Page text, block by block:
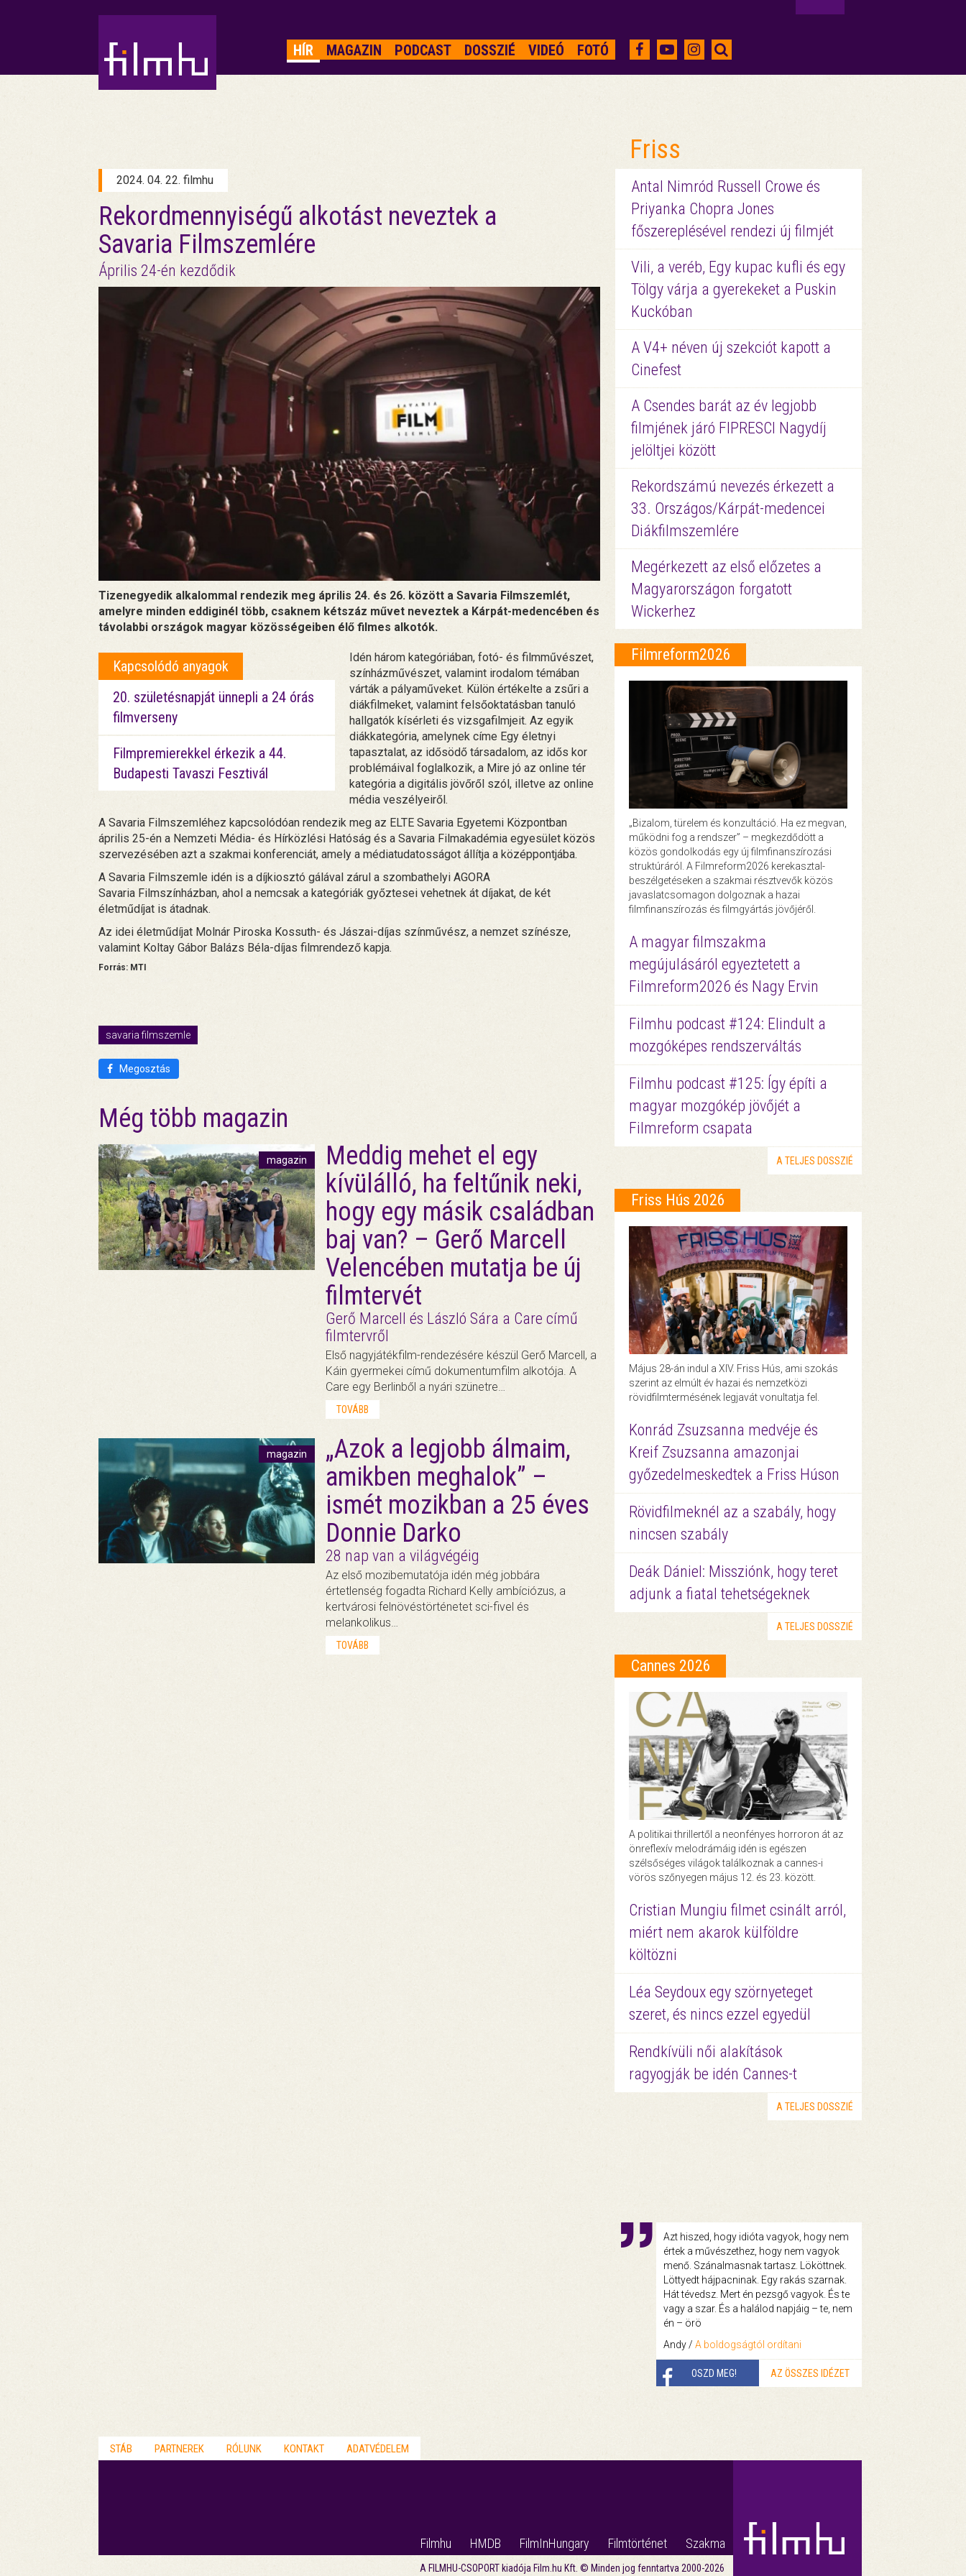
HÍR MAGAZIN PODCAST DOSSZIÉ VIDEÓ FOTÓ
2024. 04. 22. filmhu
Rekordmennyiségű alkotást neveztek a
Savaria Filmszemlére
Április 24-én kezdődik
Tizenegyedik alkalommal rendezik meg április 24. és 26. között a Savaria Filmszemlét,
amelyre minden eddiginél több, csaknem kétszáz művet neveztek a Kárpát-medencében és
távolabbi országok magyar közösségeiben élő filmes alkotók.
Kapcsolódó anyagok
20. születésnapját ünnepli a 24 órás
filmverseny
Filmpremierekkel érkezik a 44.
Budapesti Tavaszi Fesztivál
Idén három kategóriában, fotó- és filmművészet,
színházművészet, valamint irodalom témában
várták a pályaműveket. Külön értékelte a zsűri a
diákfilmeket, valamint felsőoktatásban tanuló
hallgatók kísérleti és vizsgafilmjeit. Az egyik
diákkategória, amelynek címe Egy életnyi
tapasztalat, az idősödő társadalom, az idős kor
problémáival foglalkozik, a Mire jó az online tér
kategória a digitális jövőről szól, illetve az online
média veszélyeiről.
A Savaria Filmszemléhez kapcsolódóan rendezik meg az ELTE Savaria Egyetemi Központban
április 25-én a Nemzeti Média- és Hírközlési Hatóság és a Savaria Filmakadémia egyesület közös
szervezésében azt a szakmai konferenciát, amely a médiatudatosságot állítja a középpontjába.
A Savaria Filmszemle idén is a díjkiosztó gálával zárul a szombathelyi AGORA
Savaria Filmszínházban, ahol a nemcsak a kategóriák győztesei vehetnek át díjakat, de két
életműdíjat is átadnak.
Az idei életműdíjat Molnár Piroska Kossuth- és Jászai-díjas színművész, a nemzet színésze,
valamint Koltay Gábor Balázs Béla-díjas filmrendező kapja.
Forrás: MTI
savaria filmszemle
Megosztás
Még több magazin
magazin
Meddig mehet el egy
kívülálló, ha feltűnik neki,
hogy egy másik családban
baj van? – Gerő Marcell
Velencében mutatja be új
filmtervét
Gerő Marcell és László Sára a Care című
filmtervről
Első nagyjátékfilm-rendezésére készül Gerő Marcell, a
Káin gyermekei című dokumentumfilm alkotója. A
Care egy Berlinből a nyári szünetre…
TOVÁBB
magazin
„Azok a legjobb álmaim,
amikben meghalok” –
ismét mozikban a 25 éves
Donnie Darko
28 nap van a világvégéig
Az első mozibemutatója idén még jobbára
értetlenség fogadta Richard Kelly ambíciózus, a
kertvárosi felnövéstörténetet sci-fivel és
melankolikus…
TOVÁBB
Friss
Antal Nimród Russell Crowe és
Priyanka Chopra Jones
főszereplésével rendezi új filmjét
Vili, a veréb, Egy kupac kufli és egy
Tölgy várja a gyerekeket a Puskin
Kuckóban
A V4+ néven új szekciót kapott a
Cinefest
A Csendes barát az év legjobb
filmjének járó FIPRESCI Nagydíj
jelöltjei között
Rekordszámú nevezés érkezett a
33. Országos/Kárpát-medencei
Diákfilmszemlére
Megérkezett az első előzetes a
Magyarországon forgatott
Wickerhez
Filmreform2026
„Bizalom, türelem és konzultáció. Ha ez megvan,
működni fog a rendszer” – megkezdődött a
közös gondolkodás egy új filmfinanszírozási
struktúráról. A Filmreform2026 kerekasztal-
beszélgetéseken a szakmai résztvevők közös
javaslatcsomagon dolgoznak a hazai
filmfinanszírozás és filmgyártás jövőjéről.
A magyar filmszakma
megújulásáról egyeztetett a
Filmreform2026 és Nagy Ervin
Filmhu podcast #124: Elindult a
mozgóképes rendszerváltás
Filmhu podcast #125: Így építi a
magyar mozgókép jövőjét a
Filmreform csapata
A TELJES DOSSZIÉ
Friss Hús 2026
Május 28-án indul a XIV. Friss Hús, ami szokás
szerint az elmúlt év hazai és nemzetközi
rövidfilmtermésének legjavát vonultatja fel.
Konrád Zsuzsanna medvéje és
Kreif Zsuzsanna amazonjai
győzedelmeskedtek a Friss Húson
Rövidfilmeknél az a szabály, hogy
nincsen szabály
Deák Dániel: Missziónk, hogy teret
adjunk a fiatal tehetségeknek
A TELJES DOSSZIÉ
Cannes 2026
A politikai thrillertől a neonfényes horroron át az
önreflexív melodrámáig idén is egészen
szélsőséges világok találkoznak a cannes-i
vörös szőnyegen május 12. és 23. között.
Cristian Mungiu filmet csinált arról,
miért nem akarok külföldre
költözni
Léa Seydoux egy szörnyeteget
szeret, és nincs ezzel egyedül
Rendkívüli női alakítások
ragyogják be idén Cannes-t
A TELJES DOSSZIÉ
Azt hiszed, hogy idióta vagyok, hogy nem
értek a művészethez, hogy nem vagyok
menő. Szánalmasnak tartasz. Lököttnek.
Löttyedt hájpacninak. Egy rakás szarnak.
Hát tévedsz. Mert én pezsgő vagyok. És te
vagy a szar. És a halálod napjáig – te, nem
én – örö
Andy / A boldogságtól ordítani
OSZD MEG! AZ ÖSSZES IDÉZET
STÁB PARTNEREK RÓLUNK KONTAKT ADATVÉDELEM
Filmhu HMDB FilmInHungary Filmtörténet Szakma
A FILMHU-CSOPORT kiadója Film.hu Kft. © Minden jog fenntartva 2000-2026